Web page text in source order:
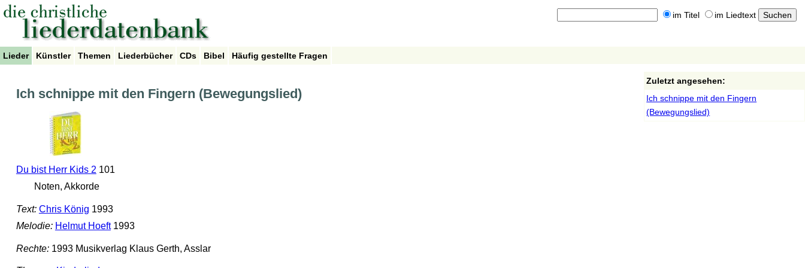
im Titel im Liedtext
Lieder Künstler Themen Liederbücher CDs Bibel Häufig gestellte Fragen
Ich schnippe mit den Fingern (Bewegungslied)
Du bist Herr Kids 2101
Noten, Akkorde
Text: Chris König 1993
Melodie: Helmut Hoeft1993
Rechte:1993 Musikverlag Klaus Gerth, Asslar
Zuletzt angesehen:
Ich schnippe mit den Fingern
(Bewegungslied)